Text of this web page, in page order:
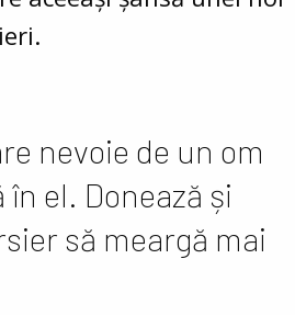
nevoie de un om
el. Donează și
să meargă mai